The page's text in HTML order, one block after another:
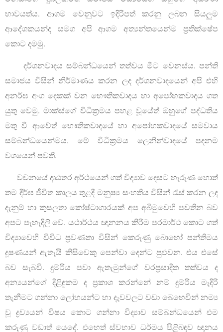
භාවයත්ය. ආගම වෙනුවට ඉදිරිපත් කරනු ලබන සියලුම
ආදේශකයන්ද සමග අපි ආගම අත්‍යන්තයෙන්ම ප්‍රතික්ෂේප
කොට දමමු.
දර්ශනවාදය සම්බන්ධයෙන් තත්වය මීට වෙනස්ය. පන්ති
සමාජය විසින් නිර්මාණය කරන ලද දර්ශනවාදයෙන් අපි එහි
අනර්ඝ අංග දෙකක් වන භෞතිකවාදය හා අපෝහකවාදය ගත
යුතු වෙමු. මාක්ස්ගේ විධික්‍රමය පහළ වූයේත් ඔහුගේ පද්ධතිය
මතු වී ආවේත් භෞතිකවාදයේ හා අපෝහකවාදයේ සමවාය
සම්බන්ධයෙන්මය. මේ විධික්‍රමය ලෙනින්වාදයේ පදනම
වශයෙන් පවතී.
වචනයේ දෘඨතර අර්ථයෙන් ගත් විද්‍යාව දෙසට හැරුණ හොත්
තම දීර්ඝ ජීවිත කාලය තුළදී මනුෂ්‍ය සංහතිය විසින් රැස් කරන ලද
දැනුම් හා කුසලතා කෝෂ්ටාගාරයක් අප අබිමුවෙහි පවතින බව
අපට පැහැදිලි වේ. යථාර්ථය ඥානනය කිරීම පරමාර්ථ කොට ගත්
විද්‍යාවෙහි විවිධ ප්‍රවණතා විසින් කෙරුණු බොහෝ පන්තිමය
දූෂණයන් ඇතැයි කිසිවෙකු පෙන්වා දෙන්ට පුළුවන. එය එසේ
බව සැබවි. දුම්රිය පවා ඇතැමුන්ගේ වරප්‍රසාදිත තත්වය ද
අන්‍යයන්ගේ දිළිඳුකම ද ප්‍රකාශ කරන්නේ නම් දුම්රිය මැදිරි
තැනීමට ගන්නා ලෝහයන්ට හා දැවවලට වඩා බෙහෙවින් නම්‍ය
වූ ද්‍රව්‍යයන් විෂය කොට ගන්නා විද්‍යාව සම්බන්ධයෙන් එම
කරුණු වඩාත් යෙදේ. එහෙත් ස්වභාව ධර්මය පිළිබඳව ඥානය